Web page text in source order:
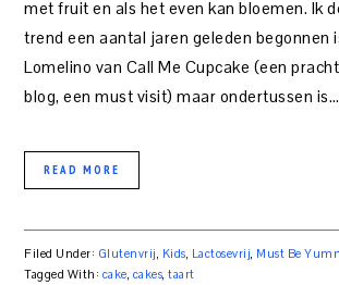
met fruit en als het even kan bloemen. Ik
trend een aantal jaren geleden begonnen
Lomelino van Call Me Cupcake (een
blog, een must visit) maar ondertussen is…
READ MORE
Filed Under: Glutenvrij, Kids, Lactosevrij, Must Be
Tagged With: cake, cakes,taart